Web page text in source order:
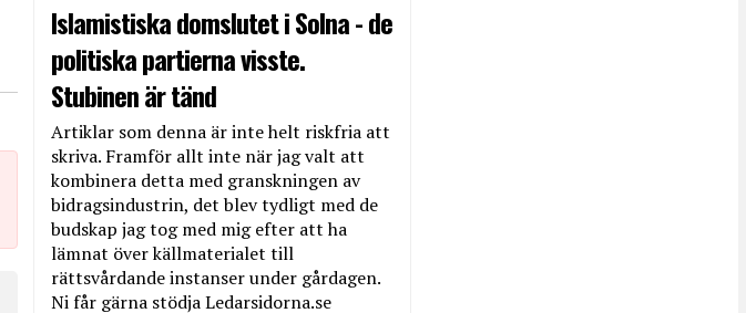
Islamistiska domslutet i Solna - de
politiska partierna visste.
Stubinen är tänd
Artiklar som denna är inte helt riskfria att
skriva. Framför allt inte när jag valt att
kombinera detta med granskningen av
bidragsindustrin, det blev tydligt med de
budskap jag tog med mig efter att ha
lämnat över källmaterialet till
rättsvårdande instanser under gårdagen.
Ni får gärna stödja Ledarsidorna.se